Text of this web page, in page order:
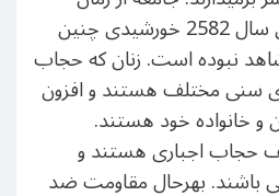
انقلاب اسلامی تا ابتدای سال 2582 خورشیدی چنین
نبوده است. زنان که حجاب
سنی مختلف هستند و افزون
و خانواده خود هستند.
حجاب اجباری هستند و
باشند. بهرحال مقاومت ضد